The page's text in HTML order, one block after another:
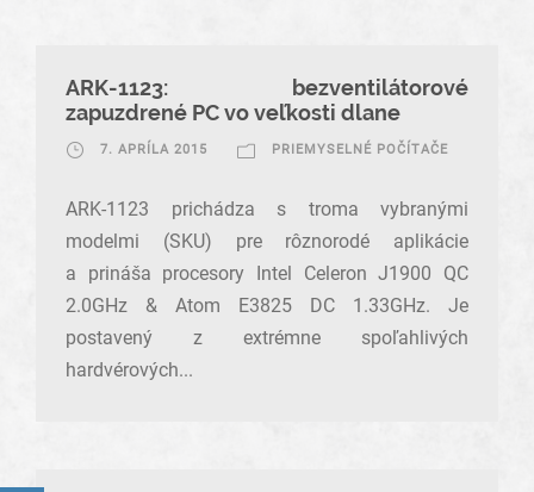
ARK-1123: bezventilátorové
zapuzdrené PC vo veľkosti dlane
7. APRÍLA 2015 PRIEMYSELNÉ POČÍTAČE
ARK-1123 prichádza s troma vybranými
modelmi (SKU) pre rôznorodé aplikácie
a prináša procesory Intel Celeron J1900 QC
2.0GHz & Atom E3825 DC 1.33GHz. Je
postavený z extrémne spoľahlivých
hardvérových...